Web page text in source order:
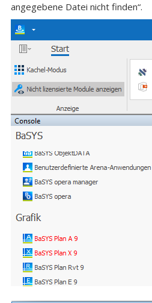
angegebene Datei nicht finden“.